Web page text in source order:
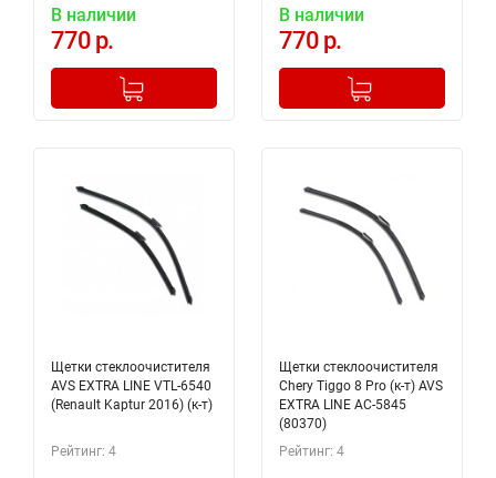
В наличии
770 р.
+
Добавлено в корзину
В наличии
770 р.
+
Добавлено в корзину
Щетки стеклоочистителя
AVS EXTRA LINE VTL-6540
(Renault Kaptur 2016) (к-т)
Рейтинг: 4
Щетки стеклоочистителя
Chery Tiggo 8 Pro (к-т) AVS
EXTRA LINE AC-5845
(80370)
Рейтинг: 4